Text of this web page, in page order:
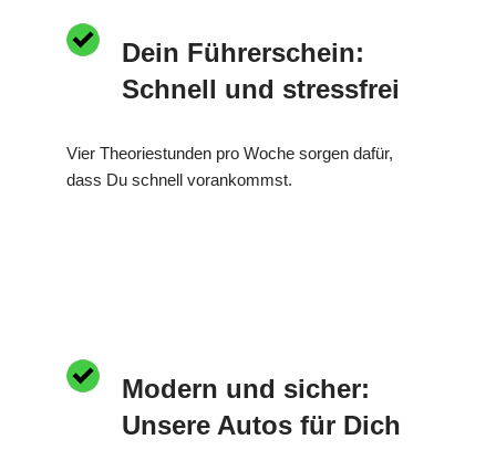
Dein Führerschein:
Schnell und stressfrei
Vier Theoriestunden pro Woche sorgen dafür,
dass Du schnell vorankommst.
Modern und sicher:
Unsere Autos für Dich